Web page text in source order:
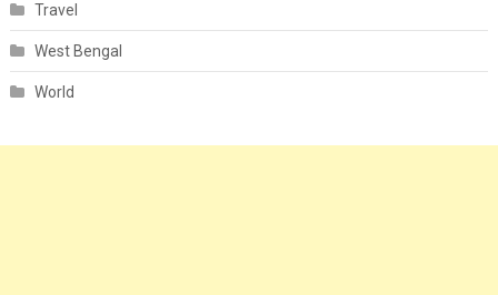
Travel
West Bengal
World